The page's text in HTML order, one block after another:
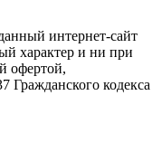
интернет-сайт
характер и ни при
офертой,
Гражданского кодекса